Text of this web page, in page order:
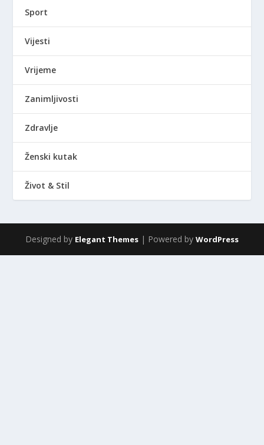
Sport
Vijesti
Vrijeme
Zanimljivosti
Zdravlje
Ženski kutak
Život & Stil
Designed by Elegant Themes | Powered by WordPress